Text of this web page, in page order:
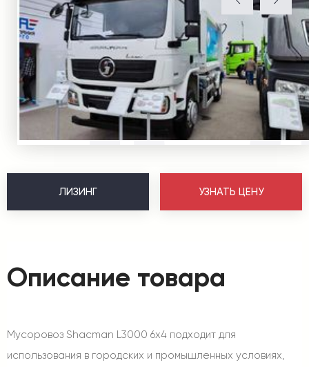
ЛИЗИНГ УЗНАТЬ ЦЕНУ
Описание товара
Мусоровоз Shacman L3000 6х4 подходит для
использования в городских и промышленных условиях,